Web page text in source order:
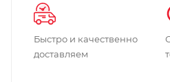
Быстро и качественно
доставляем